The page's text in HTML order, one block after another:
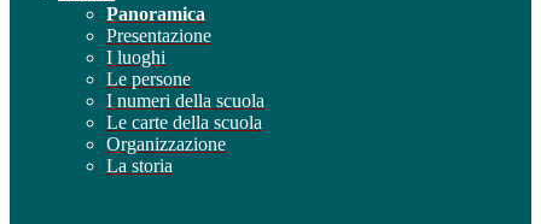
Panoramica
Presentazione
I luoghi
Le persone
I numeri della scuola
Le carte della scuola
Organizzazione
La storia